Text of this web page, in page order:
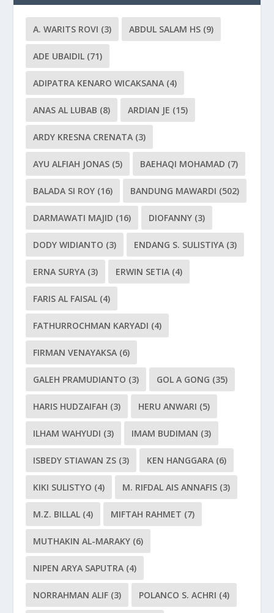
A. WARITS ROVI (3) ABDUL SALAM HS (9)
ADE UBAIDIL (71)
ADIPATRA KENARO WICAKSANA (4)
ANAS AL LUBAB (8) ARDIAN JE (15)
ARDY KRESNA CRENATA (3)
AYU ALFIAH JONAS (5) BAEHAQI MOHAMAD (7)
BALADA SI ROY (16) BANDUNG MAWARDI (502)
DARMAWATI MAJID (16) DIOFANNY (3)
DODY WIDIANTO (3) ENDANG S. SULISTIYA (3)
ERNA SURYA (3) ERWIN SETIA (4)
FARIS AL FAISAL (4)
FATHURROCHMAN KARYADI (4)
FIRMAN VENAYAKSA (6)
GALEH PRAMUDIANTO (3) GOL A GONG (35)
HARIS HUDZAIFAH (3) HERU ANWARI (5)
ILHAM WAHYUDI (3) IMAM BUDIMAN (3)
ISBEDY STIAWAN ZS (3) KEN HANGGARA (6)
KIKI SULISTYO (4) M. RIFDAL AIS ANNAFIS (3)
M.Z. BILLAL (4) MIFTAH RAHMET (7)
MUTHAKIN AL-MARAKY (6)
NIPEN ARYA SAPUTRA (4)
NORRAHMAN ALIF (3) POLANCO S. ACHRI (4)